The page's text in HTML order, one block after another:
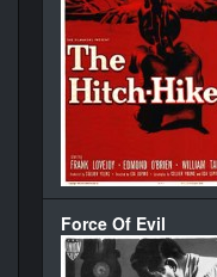
Force Of Evil